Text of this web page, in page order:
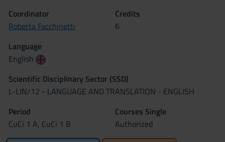
Coordinator
Roberta Facchinetti
Credits
6
Language
English
Scientific Disciplinary Sector (SSD)
L-LIN/12 - LANGUAGE AND TRANSLATION - ENGLISH
Period
CuCi 1 A, CuCi 1 B
Courses Single
Authorized